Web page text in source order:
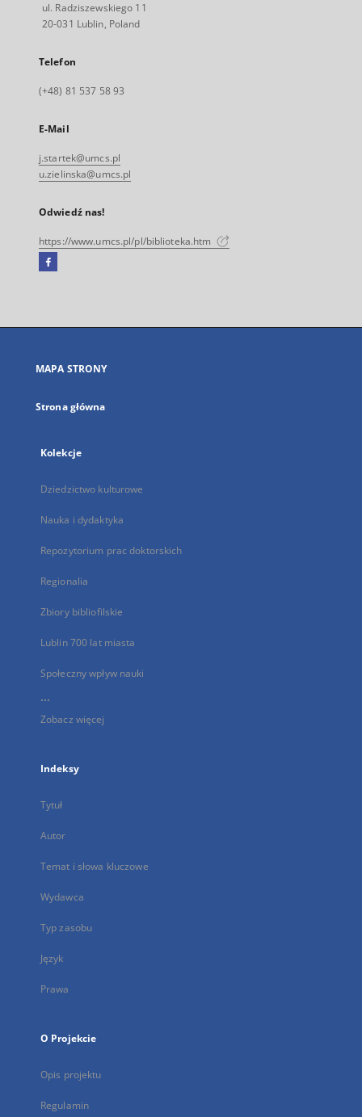
ul. Radziszewskiego 11
20-031 Lublin, Poland
Telefon
(+48) 81 537 58 93
E-Mail
j.startek@umcs.pl
u.zielinska@umcs.pl
Odwiedź nas!
https://www.umcs.pl/pl/biblioteka.htm
Facebook
się
karcie
MAPA STRONY
Strona główna
Kolekcje
Dziedzictwo kulturowe
Nauka i dydaktyka
Repozytorium prac doktorskich
Regionalia
Zbiory bibliofilskie
Lublin 700 lat miasta
Społeczny wpływ nauki
...
Zobacz więcej
Indeksy
Tytuł
Autor
Temat i słowa kluczowe
Wydawca
Typ zasobu
Język
Prawa
O Projekcie
Opis projektu
Regulamin